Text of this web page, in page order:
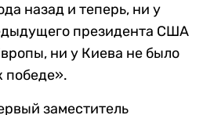
назад и теперь, ни у
президента США
ни у Киева не было
победе».
заместитель